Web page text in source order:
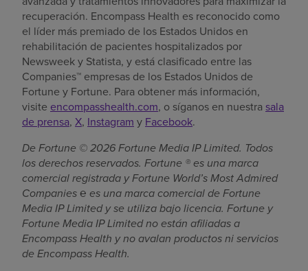
recuperación. Encompass Health es reconocido como
el líder más premiado de los Estados Unidos en
rehabilitación de pacientes hospitalizados por
Newsweek y Statista, y está clasificado entre las
Companies™ empresas de los Estados Unidos de
Fortune y Fortune. Para obtener más información,
visite encompasshealth.com, o síganos en nuestra sala
de prensa, X, Instagram y Facebook.
De Fortune © 2026 Fortune Media IP Limited. Todos
los derechos reservados. Fortune ® es una marca
comercial registrada y Fortune World’s Most Admired
Companies ℮ es una marca comercial de Fortune
Media IP Limited y se utiliza bajo licencia. Fortune y
Fortune Media IP Limited no están afiliadas a
Encompass Health y no avalan productos ni servicios
de Encompass Health.